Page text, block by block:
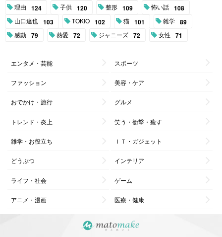
理由 124 子供 120 整形 109 怖い話 108
山口達也 103 TOKIO 102 猫 101 雑学 89
感動 79 熱愛 72 ジャニーズ 72 女性 71
エンタメ・芸能 スポーツ
ファッション 美容・ケア
おでかけ・旅行 グルメ
トレンド・炎上 笑う・衝撃・癒す
雑学・お役立ち ＩＴ・ガジェット
どうぶつ インテリア
ライフ・社会 ゲーム
アニメ・漫画 医療・健康